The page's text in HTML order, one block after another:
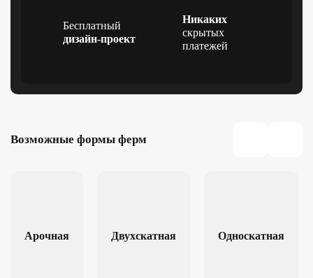
Бесплатный
дизайн-проект
Никаких
скрытых
платежей
Возможные формы ферм
Арочная Двухскатная Односкатная